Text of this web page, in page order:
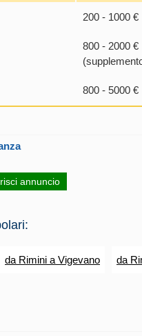
200 - 1000 €
800 - 2000 €
800 - 5000 €
annuncio
da Rimini a Vigevano da